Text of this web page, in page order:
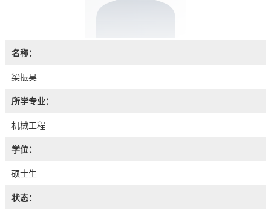
名称：
梁振昊
所学专业：
机械工程
学位：
硕士生
状态：